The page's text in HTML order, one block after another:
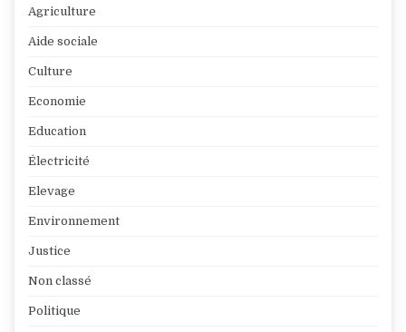
Agriculture
Aide sociale
Culture
Economie
Education
Électricité
Elevage
Environnement
Justice
Non classé
Politique